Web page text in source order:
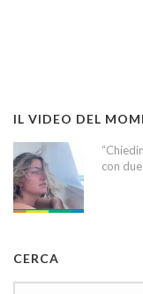
IL VIDEO DEL
con
CERCA